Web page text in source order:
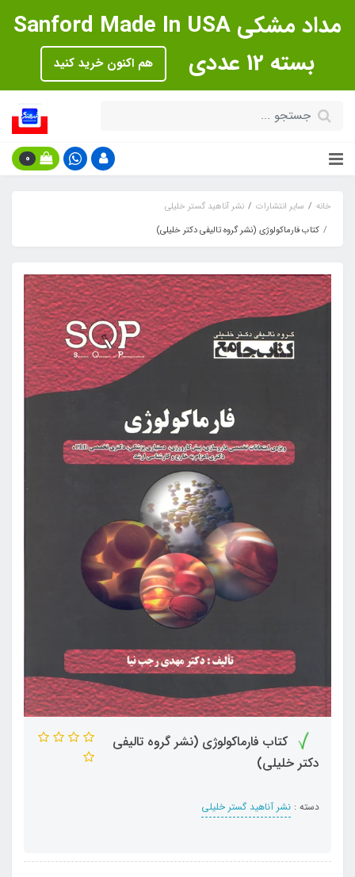
مداد مشکی Sanford Made In USA
بسته 12 عددی
هم اکنون خرید کنید
0
خانه سایر انتشارات
نشر آناهید گستر خلیلی
کتاب فارماکولوژی (نشر گروه تالیفی دکتر خلیلی)
کتاب فارماکولوژی (نشر گروه تالیفی
دکتر خلیلی)
دسته : نشر آناهید گستر خلیلی